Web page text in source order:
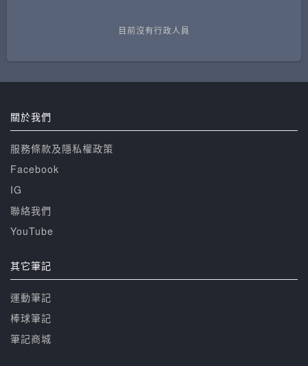
目前沒有行政人員
關於我們
服務條款及隱私權政策
Facebook
IG
聯絡我們
YouTube
其它筆記
運動筆記
棒球筆記
筆記商城